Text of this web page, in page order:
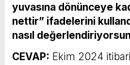
yuvasına dönünceye
nettir” ifadelerini
nasıl
CEVAP: Ekim 2024